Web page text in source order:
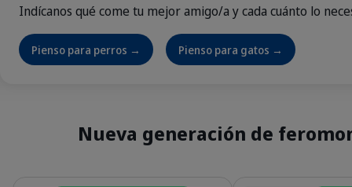
Indícanos qué come tu mejor amigo/a y cada cuánto lo
Pienso para perros → Pienso para gatos →
Nueva generación de